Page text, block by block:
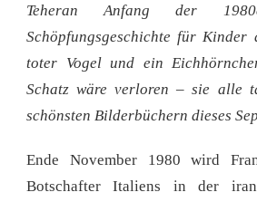
Teheran Anfang der
Schöpfungsgeschichte für Kinder
toter Vogel und ein
Schatz wäre verloren – sie alle
schönsten Bilderbüchern dieses
Ende November 1980 wird
Botschafter Italiens in der